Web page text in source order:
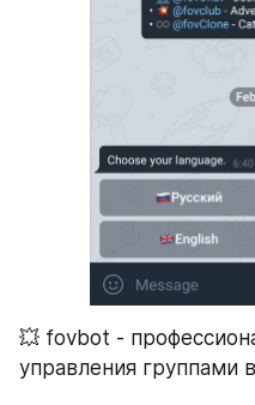
💥 fovbot -
управления группами